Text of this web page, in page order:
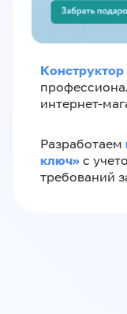
Конструктор
интернет-
Разработаем
ключ»‎ с
требований